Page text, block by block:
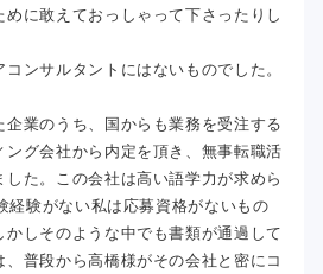
めに敢えておっしゃって下さったりし
ンサルタントにはないものでした。
業のうち、国からも業務を受注する
ング会社から内定を頂き、無事転職活
た。この会社は高い語学力が求めら
経験がない私は応募資格がないもの
かしそのような中でも書類が通過して
普段から高橋様がその会社と密にコ